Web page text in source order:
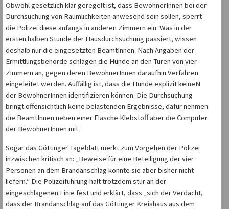
Obwohl gesetzlich klar geregelt ist, dass BewohnerInnen bei der
Durchsuchung von Räumlichkeiten anwesend sein sollen, sperrt
die Polizei diese anfangs in anderen Zimmern ein: Was in der
ersten halben Stunde der Hausdurchsuchung passiert, wissen
deshalb nur die eingesetzten BeamtInnen. Nach Angaben der
Ermittlungsbehörde schlagen die Hunde an den Türen von vier
Zimmern an, gegen deren BewohnerInnen daraufhin Verfahren
eingeleitet werden. Auffällig ist, dass die Hunde explizit keineN
der BewohnerInnen identifizieren können. Die Durchsuchung
bringt offensichtlich keine belastenden Ergebnisse, dafür nehmen
die BeamtInnen neben einer Flasche Klebstoff aber die Computer
der BewohnerInnen mit.
Sogar das Göttinger Tageblatt merkt zum Vorgehen der Polizei
inzwischen kritisch an: „Beweise für eine Beteiligung der vier
Personen an dem Brandanschlag konnte sie aber bisher nicht
liefern.“ Die Polizeiführung hält trotzdem stur an der
eingeschlagenen Linie fest und erklärt, dass „sich der Verdacht,
dass der Brandanschlag auf das Göttinger Kreishaus aus dem